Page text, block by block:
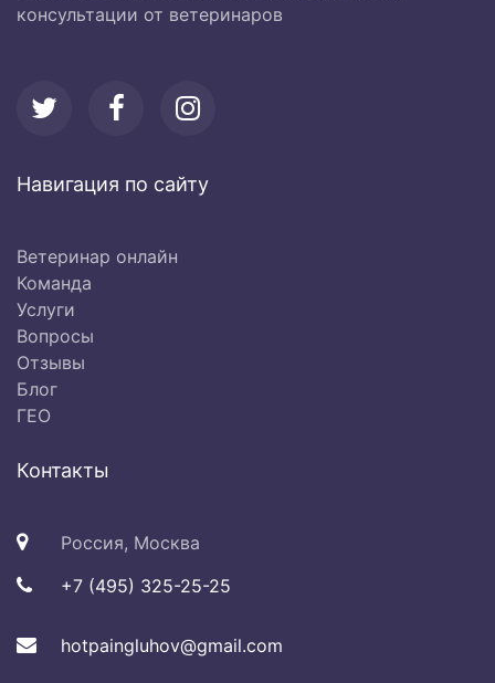
консультации от ветеринаров
Навигация по сайту
Ветеринар онлайн
Команда
Услуги
Вопросы
Отзывы
Блог
ГЕО
Контакты
Россия, Москва
+7 (495) 325-25-25
hotpaingluhov@gmail.com